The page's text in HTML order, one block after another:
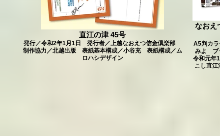
直江の津 45号
発行／令和2年1月1日 発行者／上越なおえつ信金倶楽部
制作協力／北越出版 表紙基本構成／小谷充 表紙構成／ム
ロハシデザイン
なおえ
A5判カ
みよ ブ
令和元年
こし直